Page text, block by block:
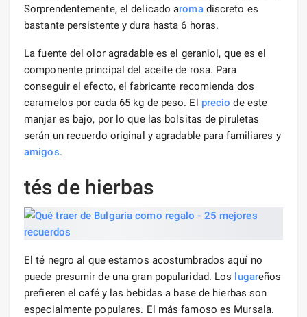
Sorprendentemente, el delicado aromadiscreto es
bastante persistente y dura hasta 6 horas.
La fuente del olor agradable es el geraniol, que es el
componente principal del aceite de rosa. Para
conseguir el efecto, el fabricante recomienda dos
caramelos por cada 65 kg de peso. El precio de este
manjar es bajo, por lo que las bolsitas de piruletas
serán un recuerdo original y agradable para familiares y
amigos.
tés de hierbas
El té negro al que estamos acostumbrados aquí no
puede presumir de una gran popularidad. Los lugareños
prefieren el café y las bebidas a base de hierbas son
especialmente populares. El más famoso es Mursala.